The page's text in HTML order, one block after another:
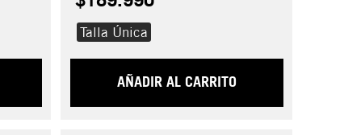
Talla Única
AÑADIR AL CARRITO